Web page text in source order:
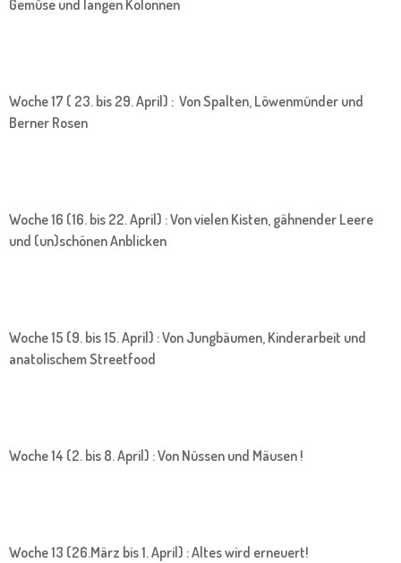
Gemüse und langen Kolonnen
Woche 17 ( 23. bis 29. April) : Von Spalten, Löwenmünder und
Berner Rosen
Woche 16 (16. bis 22. April) : Von vielen Kisten, gähnender Leere
und (un)schönen Anblicken
Woche 15 (9. bis 15. April) : Von Jungbäumen, Kinderarbeit und
anatolischem Streetfood
Woche 14 (2. bis 8. April) : Von Nüssen und Mäusen !
Woche 13 (26.März bis 1. April) : Altes wird erneuert!